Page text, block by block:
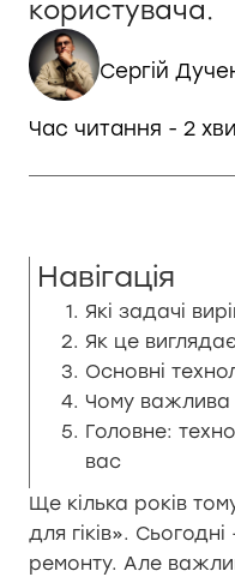
користувача.
Сергій
Час читання - 2
Навігація
Які задачі
Як це
Основні
Чому важлива
Головне:
вас
Ще кілька років
для гіків».
ремонту. Але